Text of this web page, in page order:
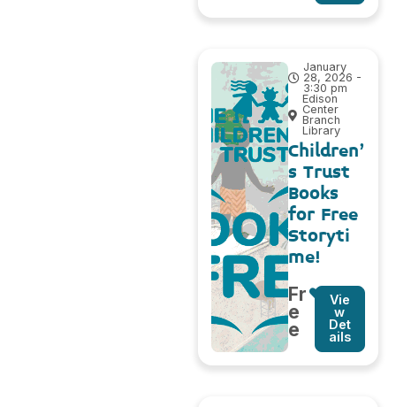
January
28, 2026 -
3:30 pm
Edison
Center
Branch
Library
Children’
s Trust
Books
for Free
Storyti
me!
Fr
e
e
Vie
w
Det
ails